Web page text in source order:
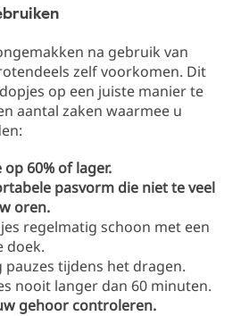
na gebruik van
zelf voorkomen. Dit
op een juiste manier te
aantal zaken waarmee u
60% of lager.
pasvorm die niet te veel
oren.
regelmatig schoon met een
doek.
tijdens het dragen.
nooit langer dan 60 minuten.
gehoor controleren.